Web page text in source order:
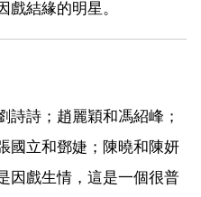
結緣的明星。
詩詩；趙麗穎和馮紹峰；
國立和鄧婕；陳曉和陳妍
因戲生情，這是一個很普